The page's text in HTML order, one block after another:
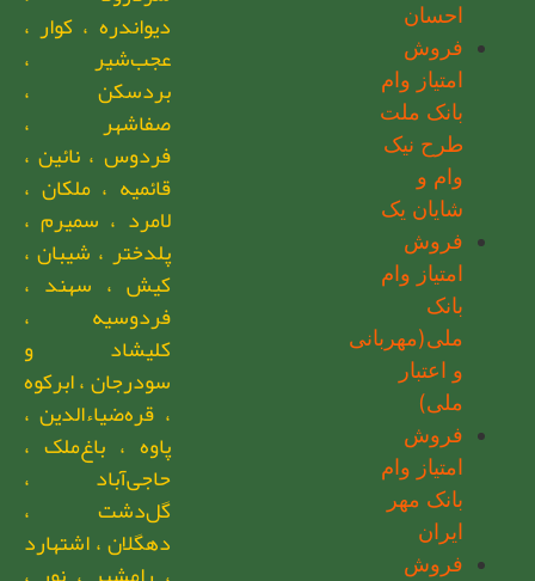
احسان
فروش
امتیاز وام
بانک ملت
طرح نیک
وام و
شایان یک
فروش
امتیاز وام
بانک
ملی(مهربانی
و اعتبار
ملی)
فروش
امتیاز وام
بانک مهر
ایران
فروش
دیواندره ، کوار ،
عجب‌شیر ،
بردسکن ،
صفاشهر ،
فردوس ، نائین ،
قائمیه ، ملکان ،
لامرد ، سمیرم ،
پلدختر ، شیبان ،
کیش ، سهند ،
فردوسیه ،
کلیشاد و
سودرجان ، ابرکوه
، قره‌ضیاءالدین ،
پاوه ، باغ‌ملک ،
حاجی‌آباد ،
گل‌دشت ،
دهگلان ، اشتهارد